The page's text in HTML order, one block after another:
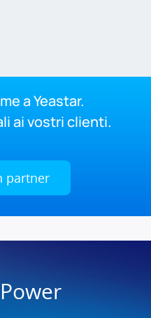
a Yeastar.
ai vostri clienti.
partner